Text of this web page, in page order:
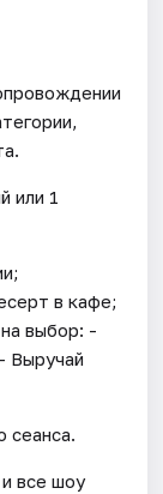
или 1
в кафе;
выбор: -
Выручай
сеанса.
все шоу